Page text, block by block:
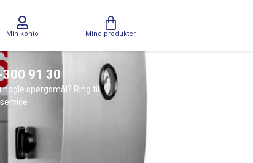
Min konto Mine produkter
91 30
nogle spørgsmål? Ring til